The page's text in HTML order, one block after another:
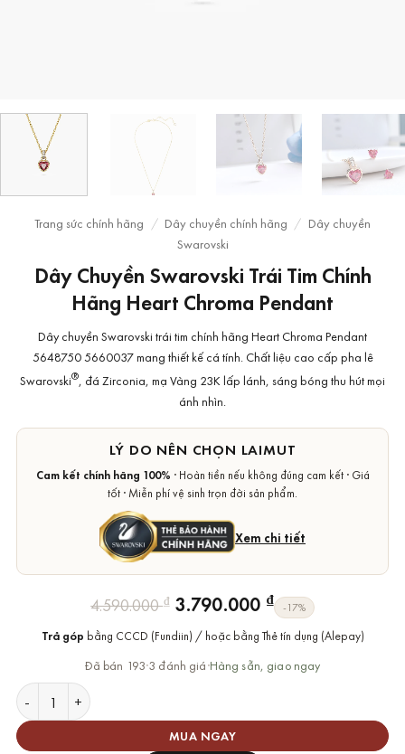
Trang sức chính hãng / Dây chuyền chính hãng / Dây chuyền
Swarovski
Dây Chuyền Swarovski Trái Tim Chính
Hãng Heart Chroma Pendant
Dây chuyền Swarovski trái tim chính hãng Heart Chroma Pendant
5648750 5660037 mang thiết kế cá tính. Chất liệu cao cấp pha lê
Swarovski®, đá Zirconia, mạ Vàng 23K lấp lánh, sáng bóng thu hút mọi
ánh nhìn.
LÝ DO NÊN CHỌN LAIMUT
Cam kết chính hãng 100% · Hoàn tiền nếu không đúng cam kết · Giá
tốt · Miễn phí vệ sinh trọn đời sản phẩm.
Xem chi tiết
4.590.000₫ Giá
gốc
là:
4.590.000 ₫.
3.790.000 ₫
Giá
hiện
tại
là:
-17%
Trả góp bằng CCCD (Fundiin) / hoặc bằng Thẻ tín dụng (Alepay)
Đã bán 193·3 đánh giá·Hàng sẵn, giao ngay
Dây Chuyền Swarovski Trái Tim Chính Hãng Heart Chroma
MUA NGAY